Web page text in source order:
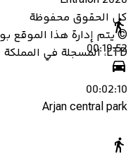
00:19:52
00:02:10
Arjan central park
كل الحقوق محفوظة
©
LTD، المسجلة في المملكة المتحدة تحت رقم الشركة 12656579